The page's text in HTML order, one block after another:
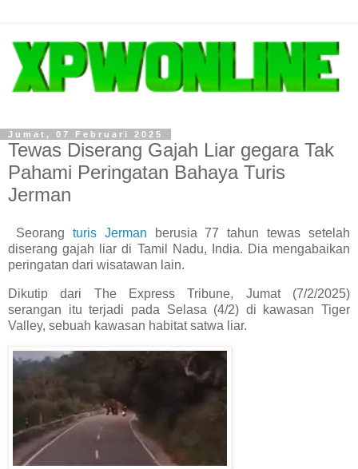
Jumat, 07 Februari 2025
Tewas Diserang Gajah Liar gegara Tak
Pahami Peringatan Bahaya Turis
Jerman
Seorang turis Jerman
berusia 77 tahun tewas setelah
diserang gajah liar di Tamil Nadu, India. Dia mengabaikan
peringatan dari wisatawan lain.
Dikutip dari The Express Tribune, Jumat (7/2/2025)
serangan itu terjadi pada Selasa (4/2) di kawasan Tiger
Valley, sebuah kawasan habitat satwa liar.